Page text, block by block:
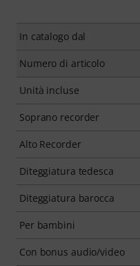
In catalogo dal
Numero di articolo
Unità incluse
Soprano recorder
Alto Recorder
Diteggiatura tedesca
Diteggiatura barocca
Per bambini
Con bonus audio/video